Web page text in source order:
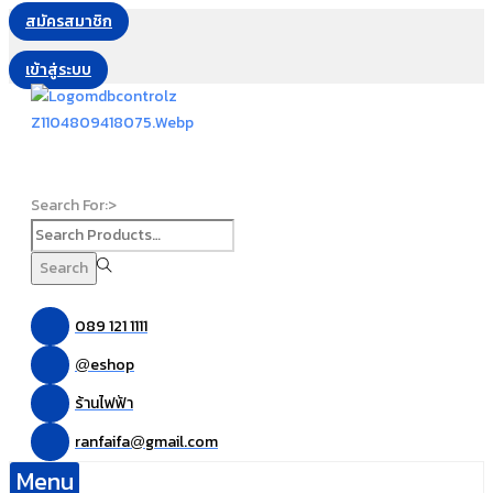
สมัครสมาชิก
เข้าสู่ระบบ
Search For:>
Search
089 121 1111
@eshop
ร้านไฟฟ้า
ranfaifa@gmail.com
Menu